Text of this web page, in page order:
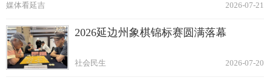
2026-07-21
媒体看延吉
2026延边州象棋锦标赛圆满落幕
2026-07-20
社会民生